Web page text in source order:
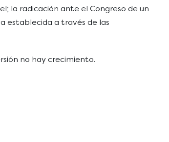
la radicación ante el Congreso de un
establecida a través de las
no hay crecimiento.